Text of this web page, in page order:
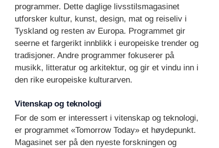
programmer. Dette daglige livsstilsmagasinet
utforsker kultur, kunst, design, mat og reiseliv i
Tyskland og resten av Europa. Programmet gir
seerne et fargerikt innblikk i europeiske trender og
tradisjoner. Andre programmer fokuserer på
musikk, litteratur og arkitektur, og gir et vindu inn i
den rike europeiske kulturarven.
Vitenskap og teknologi
For de som er interessert i vitenskap og teknologi,
er programmet «Tomorrow Today» et høydepunkt.
Magasinet ser på den nyeste forskningen og